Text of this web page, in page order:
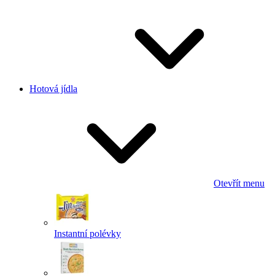
Hotová jídla
Otevřít menu
Instantní polévky